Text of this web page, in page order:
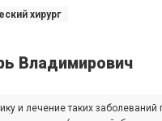
хирург
Владимирович
и лечение таких заболеваний